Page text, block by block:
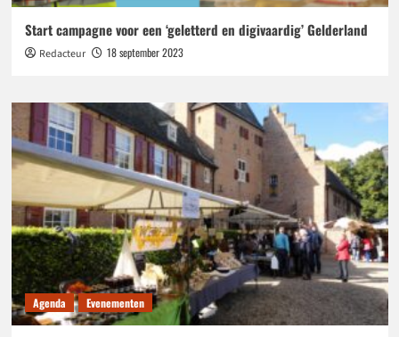
Start campagne voor een ‘geletterd en digivaardig’ Gelderland
Redacteur 18 september 2023
Agenda Evenementen